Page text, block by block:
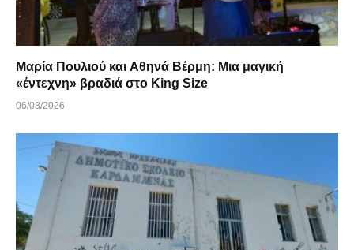
Μαρία Πουλιού και Αθηνά Βέρμη: Μια μαγική
«έντεχνη» βραδιά στο King Size
06/08/2026